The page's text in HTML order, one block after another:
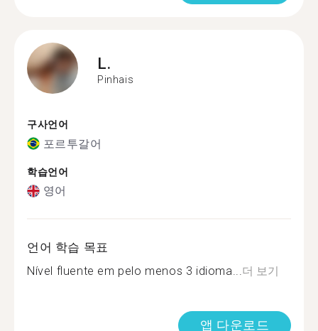
L.
Pinhais
구사언어
포르투갈어
학습언어
영어
언어 학습 목표
Nível fluente em pelo menos 3 idioma...더 보기
앱 다운로드